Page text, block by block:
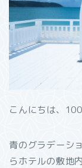
こんにちは、
青のグラデーシ
らホテルの敷地